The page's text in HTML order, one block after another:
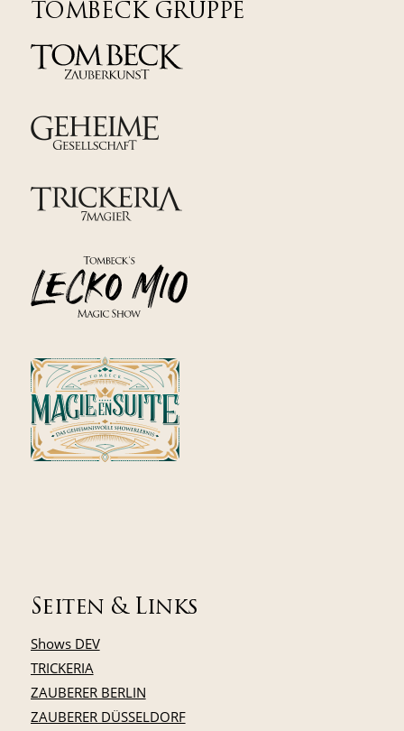
TOMBECK GRUPPE
Seiten & Links
Shows DEV
TRICKERIA
ZAUBERER BERLIN
ZAUBERER DÜSSELDORF